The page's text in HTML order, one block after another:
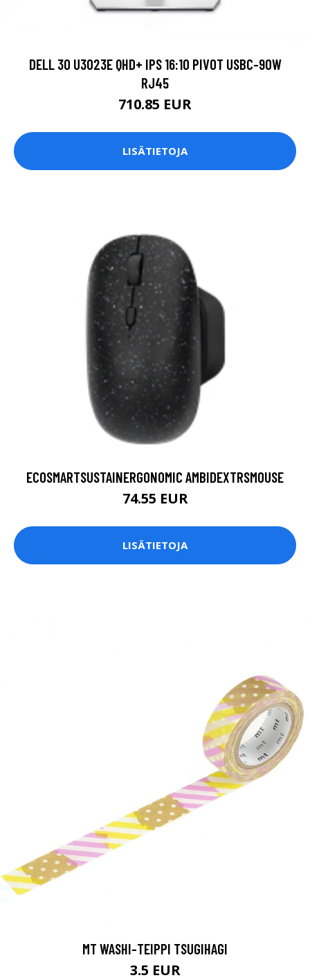
DELL 30 U3023E QHD+ IPS 16:10 PIVOT USBC-90W
RJ45
710.85 EUR
LISÄTIETOJA
ECOSMARTSUSTAINERGONOMIC AMBIDEXTRSMOUSE
74.55 EUR
LISÄTIETOJA
MT WASHI-TEIPPI TSUGIHAGI
3.5 EUR